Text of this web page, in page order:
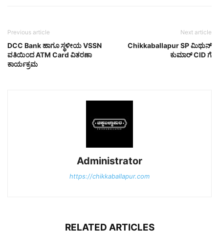
Previous article
DCC Bank ಹಾಗೂ ಸ್ಥಳೀಯ ‌VSSN
ವತಿಯಿಂದ ATM Card ವಿತರಣಾ
ಕಾರ್ಯಕ್ರಮ
Next article
Chikkaballapur SP ಮಿಥುನ್
ಕುಮಾರ್ CID ಗೆ
Administrator
https://chikkaballapur.com
RELATED ARTICLES